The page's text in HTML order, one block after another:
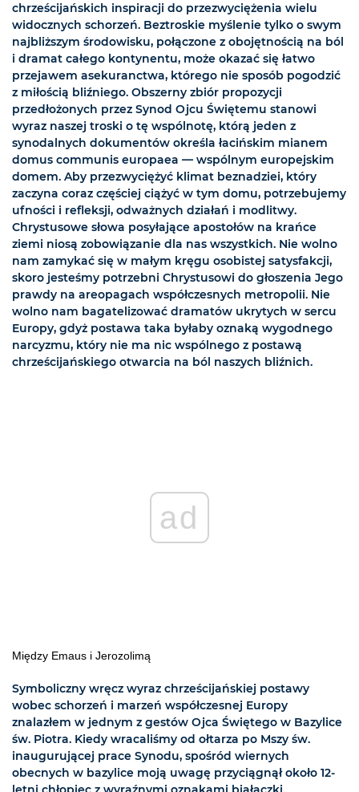
chrześcijańskich inspiracji do przezwyciężenia wielu
widocznych schorzeń. Beztroskie myślenie tylko o swym
najbliższym środowisku, połączone z obojętnością na ból
i dramat całego kontynentu, może okazać się łatwo
przejawem asekuranctwa, którego nie sposób pogodzić
z miłością bliźniego. Obszerny zbiór propozycji
przedłożonych przez Synod Ojcu Świętemu stanowi
wyraz naszej troski o tę wspólnotę, którą jeden z
synodalnych dokumentów określa łacińskim mianem
domus communis europaea — wspólnym europejskim
domem. Aby przezwyciężyć klimat beznadziei, który
zaczyna coraz częściej ciążyć w tym domu, potrzebujemy
ufności i refleksji, odważnych działań i modlitwy.
Chrystusowe słowa posyłające apostołów na krańce
ziemi niosą zobowiązanie dla nas wszystkich. Nie wolno
nam zamykać się w małym kręgu osobistej satysfakcji,
skoro jesteśmy potrzebni Chrystusowi do głoszenia Jego
prawdy na areopagach współczesnych metropolii. Nie
wolno nam bagatelizować dramatów ukrytych w sercu
Europy, gdyż postawa taka byłaby oznaką wygodnego
narcyzmu, który nie ma nic wspólnego z postawą
chrześcijańskiego otwarcia na ból naszych bliźnich.
ad
Między Emaus i Jerozolimą
Symboliczny wręcz wyraz chrześcijańskiej postawy
wobec schorzeń i marzeń współczesnej Europy
znalazłem w jednym z gestów Ojca Świętego w Bazylice
św. Piotra. Kiedy wracaliśmy od ołtarza po Mszy św.
inaugurującej prace Synodu, spośród wiernych
obecnych w bazylice moją uwagę przyciągnął około 12-